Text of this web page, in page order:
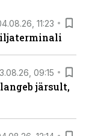
11:23
09:15
järsult,